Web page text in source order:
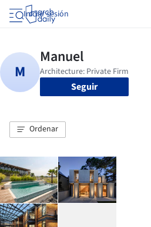
Iniciar sesión
Seguir
Ordenar